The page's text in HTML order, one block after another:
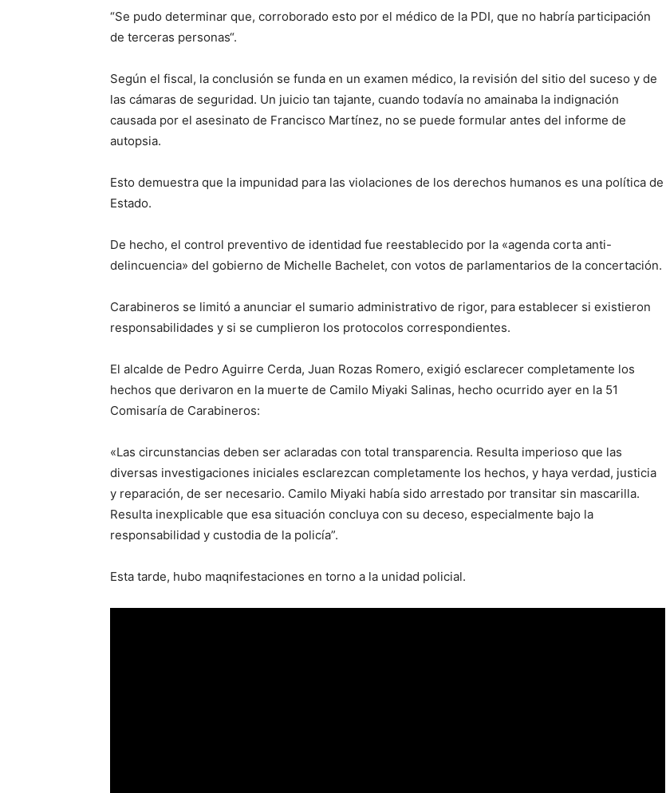
“Se pudo determinar que, corroborado esto por el médico de la PDI, que no habría participación
de terceras personas“.
Según el fiscal, la conclusión se funda en un examen médico, la revisión del sitio del suceso y de
las cámaras de seguridad. Un juicio tan tajante, cuando todavía no amainaba la indignación
causada por el asesinato de Francisco Martínez, no se puede formular antes del informe de
autopsia.
Esto demuestra que la impunidad para las violaciones de los derechos humanos es una política de
Estado.
De hecho, el control preventivo de identidad fue reestablecido por la «agenda corta anti-
delincuencia» del gobierno de Michelle Bachelet, con votos de parlamentarios de la concertación.
Carabineros se limitó a anunciar el sumario administrativo de rigor, para establecer si existieron
responsabilidades y si se cumplieron los protocolos correspondientes.
El alcalde de Pedro Aguirre Cerda, Juan Rozas Romero, exigió esclarecer completamente los
hechos que derivaron en la muerte de Camilo Miyaki Salinas, hecho ocurrido ayer en la 51
Comisaría de Carabineros:
«Las circunstancias deben ser aclaradas con total transparencia. Resulta imperioso que las
diversas investigaciones iniciales esclarezcan completamente los hechos, y haya verdad, justicia
y reparación, de ser necesario. Camilo Miyaki había sido arrestado por transitar sin mascarilla.
Resulta inexplicable que esa situación concluya con su deceso, especialmente bajo la
responsabilidad y custodia de la policía”.
Esta tarde, hubo maqnifestaciones en torno a la unidad policial.